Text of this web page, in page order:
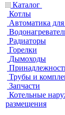
Каталог
Котлы
Автоматика для
Радиаторы
Горелки
Дымоходы
Трубы и
Запчасти
Котельные
размещения